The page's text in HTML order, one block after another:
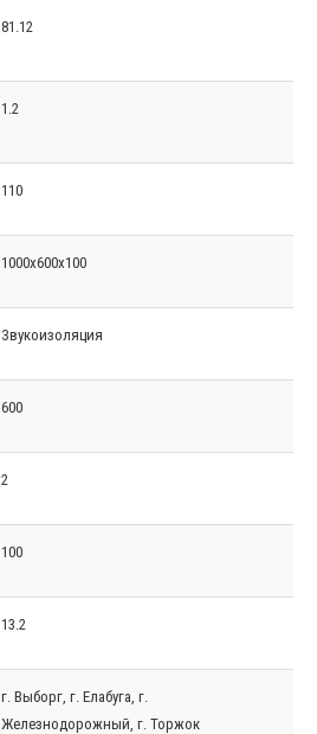
81.12
1.2
110
1000x600x100
Звукоизоляция
600
2
100
13.2
г. Выборг, г. Елабуга, г.
Железнодорожный, г. Торжок